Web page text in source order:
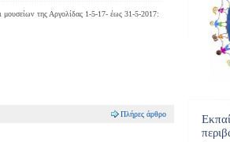
της Αργολίδας 1-5-17- έως 31-5-2017:
Πλήρες άρθρο